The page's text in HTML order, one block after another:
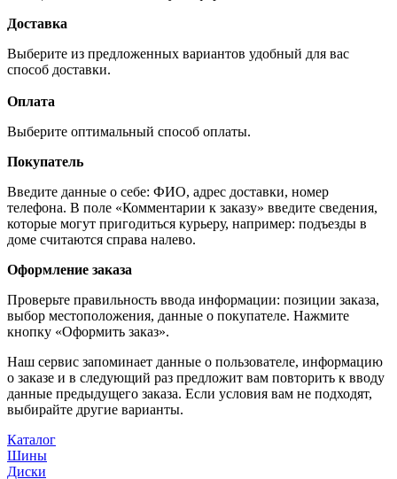
Доставка
Выберите из предложенных вариантов удобный для вас
способ доставки.
Оплата
Выберите оптимальный способ оплаты.
Покупатель
Введите данные о себе: ФИО, адрес доставки, номер
телефона. В поле «Комментарии к заказу» введите сведения,
которые могут пригодиться курьеру, например: подъезды в
доме считаются справа налево.
Оформление заказа
Проверьте правильность ввода информации: позиции заказа,
выбор местоположения, данные о покупателе. Нажмите
кнопку «Оформить заказ».
Наш сервис запоминает данные о пользователе, информацию
о заказе и в следующий раз предложит вам повторить к вводу
данные предыдущего заказа. Если условия вам не подходят,
выбирайте другие варианты.
Каталог
Шины
Диски